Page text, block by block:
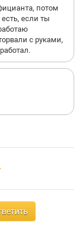
потом
если ты
с руками,